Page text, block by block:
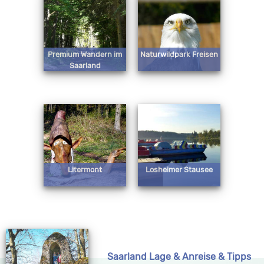
Premium Wandern im
Saarland
Naturwildpark Freisen
Litermont Losheimer Stausee
Saarland Lage & Anreise & Tipps